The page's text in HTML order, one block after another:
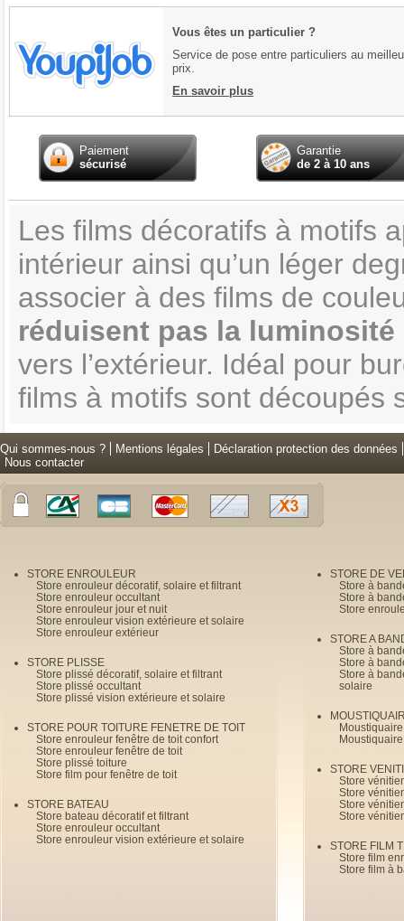
Vous êtes un particulier ?
Service de pose entre particuliers au
prix.
En savoir plus
Paiement
sécurisé
Garantie
de 2 à 10 ans
Les films décoratifs à motifs
intérieur ainsi qu’un léger
associer à des films de
réduisent pas la luminosité
vers l’extérieur. Idéal pour
films à motifs sont découpés
Qui sommes-nous ? Mentions légales
Déclaration protection des données
Nous contacter
STORE ENROULEUR
Store enrouleur décoratif, solaire et filtrant
Store enrouleur occultant
Store enrouleur jour et nuit
Store enrouleur vision extérieure et solaire
Store enrouleur extérieur
STORE PLISSE
Store plissé décoratif, solaire et filtrant
Store plissé occultant
Store plissé vision extérieure et solaire
STORE POUR TOITURE FENETRE DE TOIT
Store enrouleur fenêtre de toit confort
Store enrouleur fenêtre de toit
Store plissé toiture
Store film pour fenêtre de toit
STORE BATEAU
Store bateau décoratif et filtrant
Store enrouleur occultant
Store enrouleur vision extérieure et solaire
STORE DE
Store à
Store à
Store
STORE A
Store à
Store à
Store à
solaire
STORE
Store
Store
Store
Store
STORE FILM
Store film
Store film à